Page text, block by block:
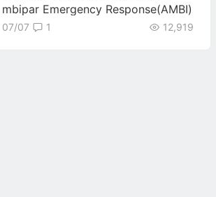
mbipar Emergency Response(AMBI)
07/07 12,919
1